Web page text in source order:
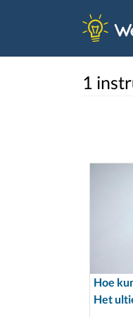
1
Hoe
Het